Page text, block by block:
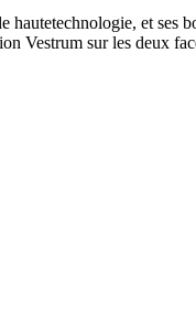
et ses
Vestrum sur les deux